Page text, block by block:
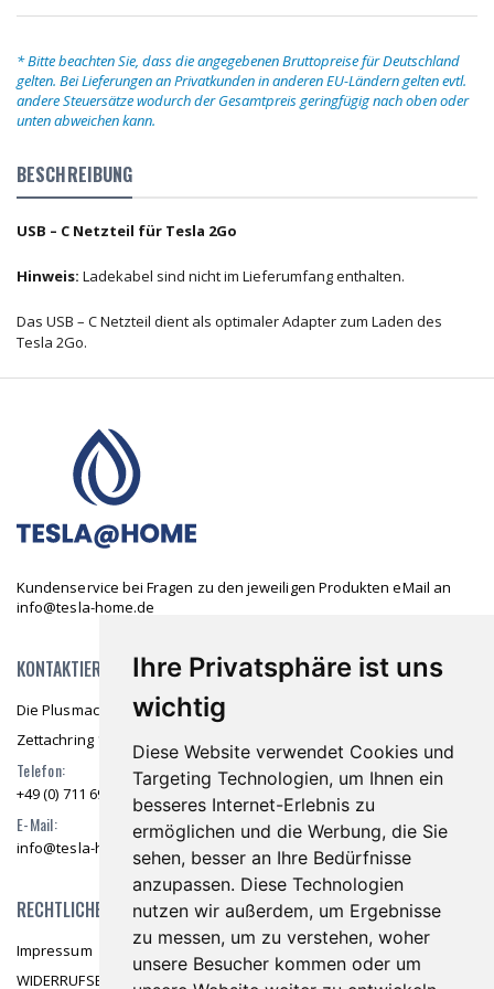
Ihre Privatsphäre ist uns
wichtig
Diese Website verwendet Cookies und
Targeting Technologien, um Ihnen ein
besseres Internet-Erlebnis zu
ermöglichen und die Werbung, die Sie
sehen, besser an Ihre Bedürfnisse
anzupassen. Diese Technologien
nutzen wir außerdem, um Ergebnisse
zu messen, um zu verstehen, woher
unsere Besucher kommen oder um
* Bitte beachten Sie, dass die angegebenen Bruttopreise für Deutschland
gelten. Bei Lieferungen an Privatkunden in anderen EU-Ländern gelten evtl.
andere Steuersätze wodurch der Gesamtpreis geringfügig nach oben oder
unten abweichen kann.
BESCHREIBUNG
USB – C Netzteil für Tesla 2Go
Hinweis: Ladekabel sind nicht im Lieferumfang enthalten.
Das USB – C Netzteil dient als optimaler Adapter zum Laden des
Tesla 2Go.
Kundenservice bei Fragen zu den jeweiligen Produkten eMail an
info@tesla-home.de
KONTAKTIEREN SIE UNS
Die Plusmacher GmbH & Co. KG
Zettachring 10 70567 Stuttgart
Telefon:
+49 (0) 711 69976 36
E-Mail:
info@tesla-home.de
RECHTLICHES
Impressum
WIDERRUFSBELEHRUNG